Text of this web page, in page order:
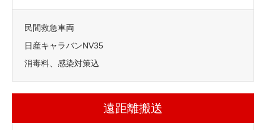
民間救急車両
日産キャラバンNV35
消毒料、感染対策込
遠距離搬送